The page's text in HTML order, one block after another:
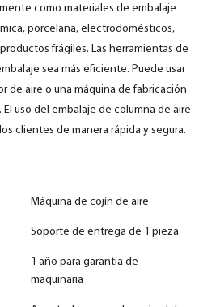
como materiales de embalaje
porcelana, electrodomésticos,
frágiles. Las herramientas de
sea más eficiente. Puede usar
de aire o una máquina de fabricación
uso del embalaje de columna de aire
clientes de manera rápida y segura.
Máquina de cojín de aire
Soporte de entrega de 1 pieza
1 año para garantía de
maquinaria